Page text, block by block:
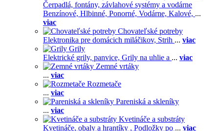
Čerpadlá, fontány, závlahové systémy a vodárne
Benzínové, Hlbinné, Ponorné, Vodárne, Kalové, ...
viac
Chovateľské potreby
Elektronika pre domácich miláčikov, Strih ... viac
Grily
Elektrické grily, panvice, Grily na uhlie a ... viac
Zemné vrtáky
... viac
Rozmetače
... viac
Pareniská a skleníky
... viac
Kvetináče a substráty
Kvetináče, obaly a hrantíky , Podložky po ... viac